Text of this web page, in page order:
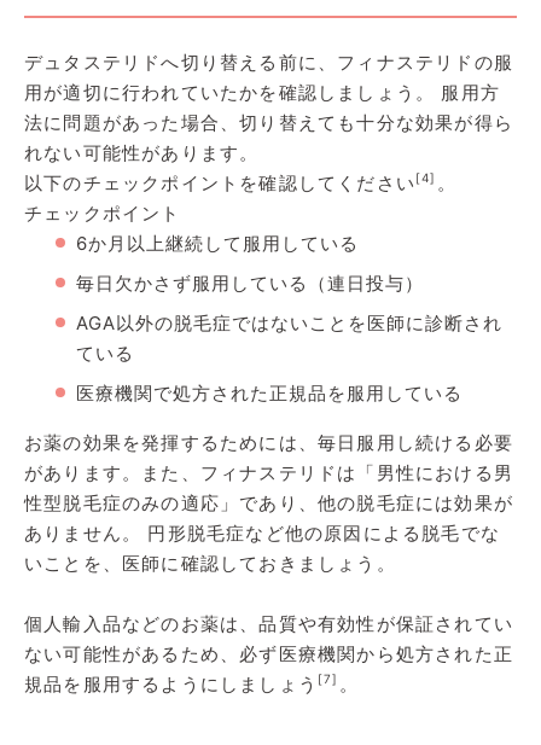
デュタステリドへ切り替える前に、フィナステリドの服
用が適切に行われていたかを確認しましょう。 服用方
法に問題があった場合、切り替えても十分な効果が得ら
れない可能性があります。
以下のチェックポイントを確認してください [4] 。
チェックポイント
6か月以上継続して服用している
毎日欠かさず服用している（連日投与）
AGA以外の脱毛症ではないことを医師に診断され
ている
医療機関で処方された正規品を服用している
お薬の効果を発揮するためには、毎日服用し続ける必要
があります。また、フィナステリドは「男性における男
性型脱毛症のみの適応」であり、他の脱毛症には効果が
ありません。 円形脱毛症など他の原因による脱毛でな
いことを、医師に確認しておきましょう。
個人輸入品などのお薬は、品質や有効性が保証されてい
ない可能性があるため、必ず医療機関から処方された正
規品を服用するようにしましょう [7] 。